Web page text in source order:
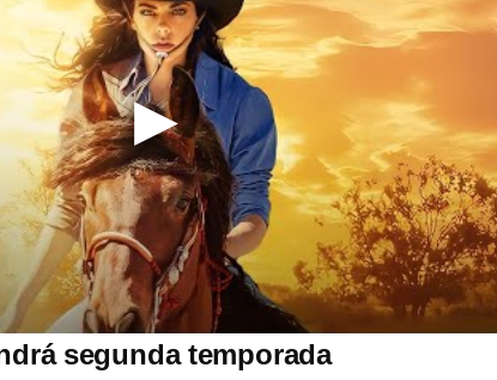
segunda temporada